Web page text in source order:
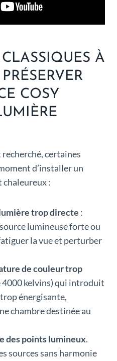
CLASSIQUES À
COSY
recherché, certaines
d’installer un
chaleureux :
trop directe :
lumineuse forte ou
la vue et perturber
de couleur trop
4000 kelvins) qui introduit
énergisante,
chambre destinée au
des points lumineux.
sources sans harmonie